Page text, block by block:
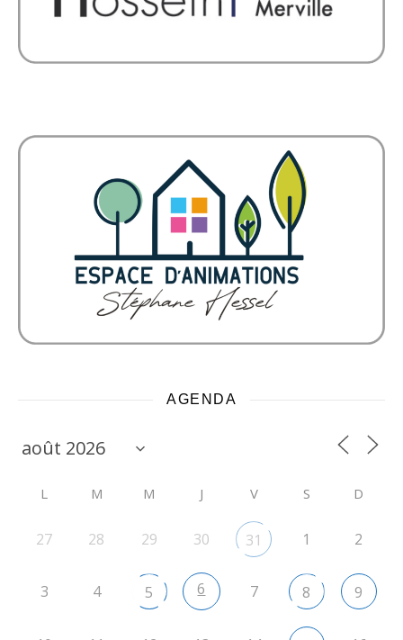
AGENDA
L M M J V S D
27 28 29 30 31 1 2
3 4 5 6 7 8 9